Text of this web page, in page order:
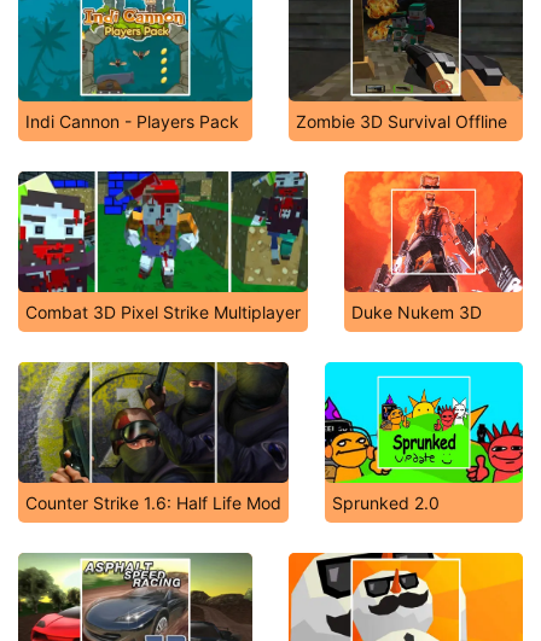
Indi Cannon - Players Pack Zombie 3D Survival Offline
Combat 3D Pixel Strike Multiplayer Duke Nukem 3D
Counter Strike 1.6: Half Life Mod Sprunked 2.0